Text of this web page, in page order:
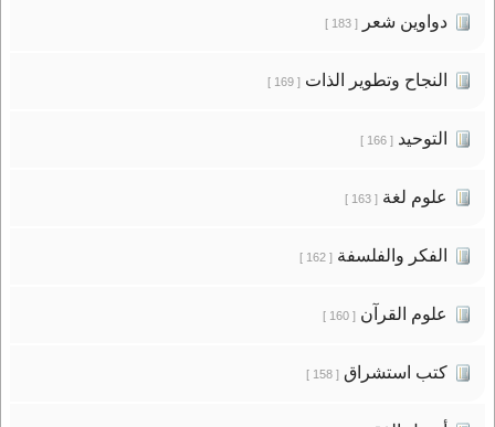
دواوين شعر[ 183 ]
النجاح وتطوير الذات[ 169 ]
التوحيد[ 166 ]
علوم لغة[ 163 ]
الفكر والفلسفة[ 162 ]
علوم القرآن[ 160 ]
كتب استشراق[ 158 ]